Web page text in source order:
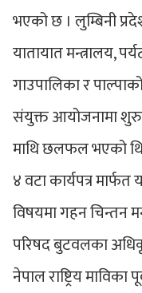
भएको छ । लुम्बिनी
यातायात मन्त्रालय,
गाउपालिका र
संयुक्त आयोजनामा शुरु
माथि छलफल भएको
४ वटा कार्यपत्र
विषयमा गहन चिन्तन
परिषद बुटवलका
नेपाल राष्ट्रिय माविका